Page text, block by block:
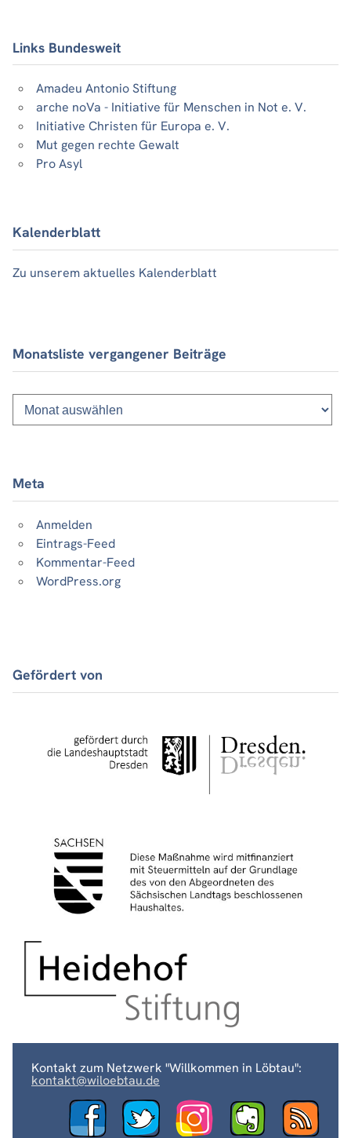
Links Bundesweit
Amadeu Antonio Stiftung
arche noVa - Initiative für Menschen in Not e. V.
Initiative Christen für Europa e. V.
Mut gegen rechte Gewalt
Pro Asyl
Kalenderblatt
Zu unserem aktuelles Kalenderblatt
Monatsliste vergangener Beiträge
Monatsliste
vergangener
Beiträge
Meta
Anmelden
Eintrags-Feed
Kommentar-Feed
WordPress.org
Gefördert von
Kontakt zum Netzwerk "Willkommen in Löbtau":
kontakt@wiloebtau.de